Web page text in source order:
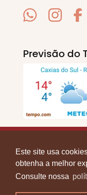
Este site usa
obtenha a melhor
Consulte nossa
Previsão do
Direitos